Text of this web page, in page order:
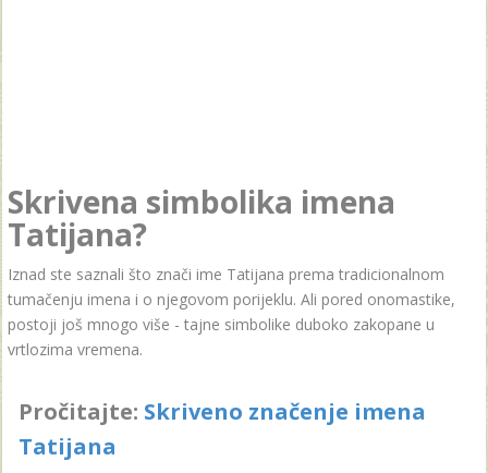
Skrivena simbolika imena
Tatijana?
Iznad ste saznali što znači ime Tatijana prema tradicionalnom
tumačenju imena i o njegovom porijeklu. Ali pored onomastike,
postoji još mnogo više - tajne simbolike duboko zakopane u
vrtlozima vremena.
Pročitajte: Skriveno značenje imena
Tatijana